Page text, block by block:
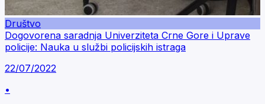
Društvo
Dogovorena saradnja Univerziteta Crne Gore i Uprave
policije: Nauka u službi policijskih istraga
22/07/2022
•